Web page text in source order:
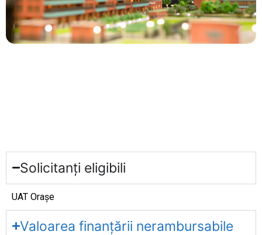
Solicitanți eligibili
UAT Orașe
Valoarea finanțării nerambursabile